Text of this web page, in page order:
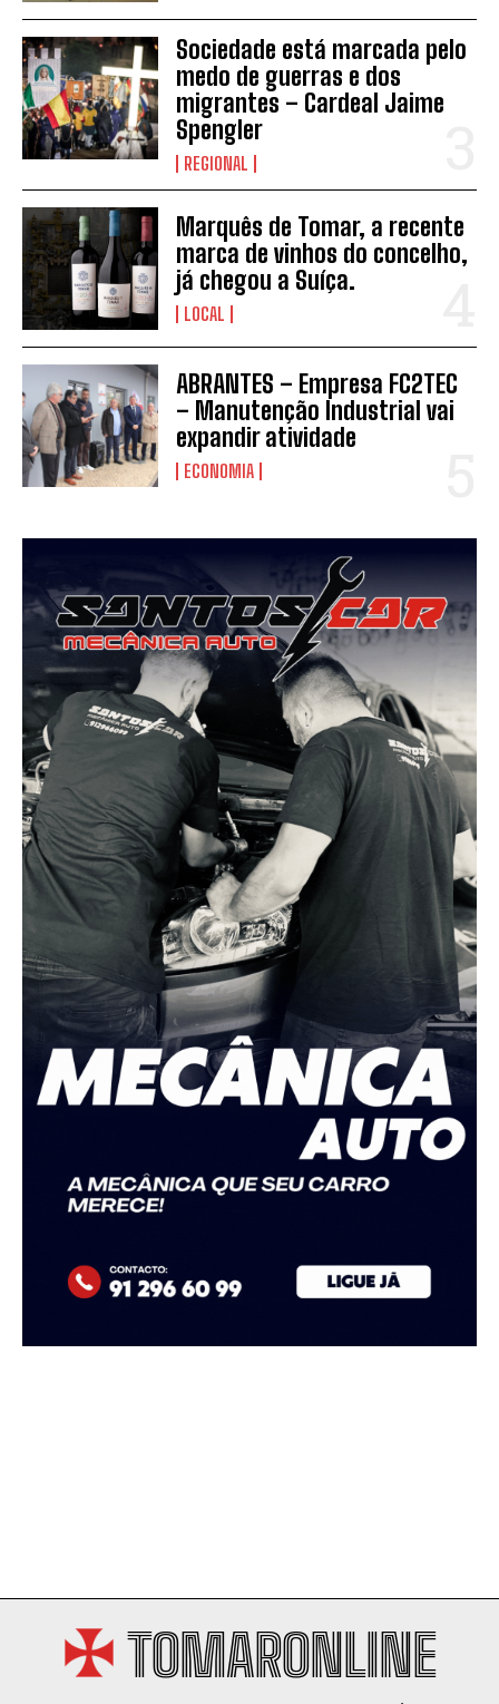
INSCREVER
Sociedade está marcada pelo
medo de guerras e dos
migrantes – Cardeal Jaime
Spengler
REGIONAL
Marquês de Tomar, a recente
marca de vinhos do concelho,
já chegou a Suíça.
LOCAL
ABRANTES – Empresa FC2TEC
– Manutenção Industrial vai
expandir atividade
ECONOMIA
TOMARONLINE